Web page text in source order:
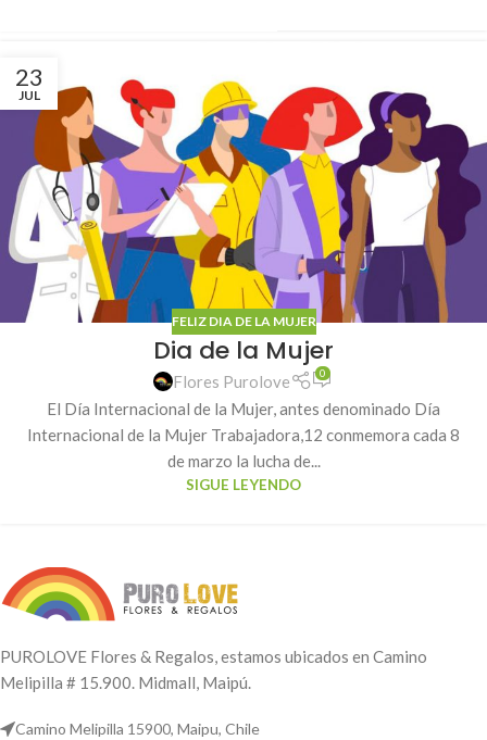
23
JUL
FELIZ DIA DE LA MUJER
Dia de la Mujer
Flores Purolove 0
El Día Internacional de la Mujer, antes denominado Día
Internacional de la Mujer Trabajadora,1​2​ conmemora cada 8
de marzo la lucha de...
SIGUE LEYENDO
PUROLOVE Flores & Regalos, estamos ubicados en Camino
Melipilla # 15.900. Midmall, Maipú.
Camino Melipilla 15900, Maipu, Chile